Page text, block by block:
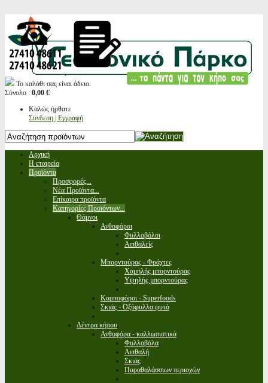
Το καλάθι σας είναι άδειο.
Σύνολο : 0,00 €
Καλώς ήρθατε
Σύνδεση | Εγγραφή
Αρχική
Η εταιρεία
Προϊόντα
Προσφορές...
Νέα Προϊόντα...
Επίκαιρα προϊόντα
Κατηγορίες Προϊόντων...
Θάμνοι
Ανθοφόροι
Φυλλοβόλοι
Αειθαλείς
Μπορντούρας - Φράχτες
Χαμηλής μπορντούρας
Υψηλής μπορντούρας
Καρποφόροι - Superfoods
Σκιάς - Οξύφυλλα φυτά
Δέντρα κήπου
Ανθοφόρα - καλλωπιστικά
Φυλλοβόλα
Αειθαλή
Σκιάς
Παραθαλάσσιων περιοχών